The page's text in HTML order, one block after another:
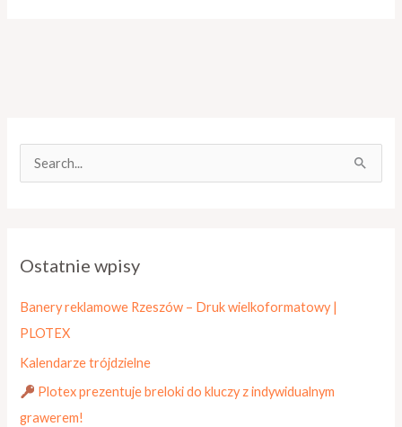
a
:
Ostatnie wpisy
Banery reklamowe Rzeszów – Druk wielkoformatowy |
PLOTEX
Kalendarze trójdzielne
Plotex prezentuje breloki do kluczy z indywidualnym
grawerem!